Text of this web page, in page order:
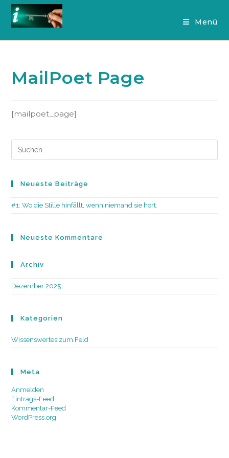
Zum
Inhalt
springen
Menü
MailPoet Page
[mailpoet_page]
Neueste Beiträge
#1: Wo die Stille hinfällt, wenn niemand sie hört.
Neueste Kommentare
Archiv
Dezember 2025
Kategorien
Wissenswertes zum Feld
Meta
Anmelden
Eintrags-Feed
Kommentar-Feed
WordPress.org